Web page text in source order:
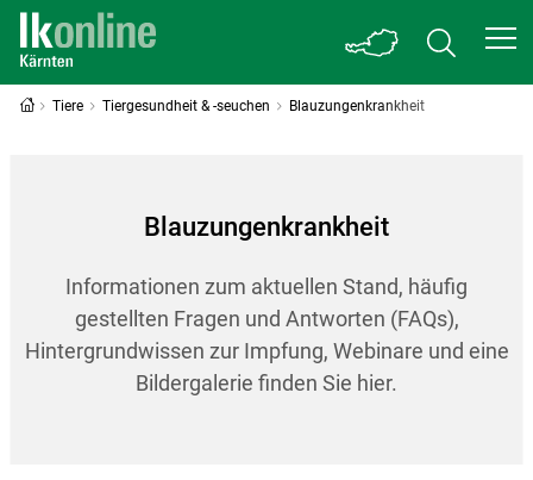
Tiere Tiergesundheit & -seuchen Blauzungenkrankheit
Blauzungenkrankheit
Informationen zum aktuellen Stand, häufig
gestellten Fragen und Antworten (FAQs),
Hintergrundwissen zur Impfung, Webinare und eine
Bildergalerie finden Sie hier.